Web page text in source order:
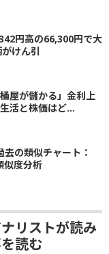
円高の66,300円で大
けん引
屋が儲かる」金利上
活と株価はど...
去の類似チャート：
似度分析
リストが読み
読む